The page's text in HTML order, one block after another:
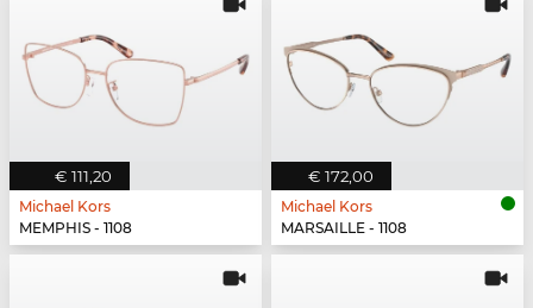
€ 111,20
Michael Kors
MEMPHIS - 1108
€ 172,00
Michael Kors
MARSAILLE - 1108